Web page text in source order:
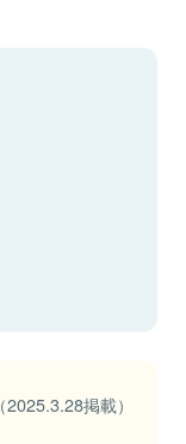
（2025.3.28掲載）